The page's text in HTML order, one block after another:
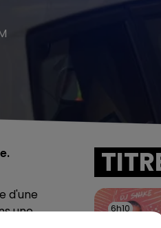
d'une
une
6h10
6h10